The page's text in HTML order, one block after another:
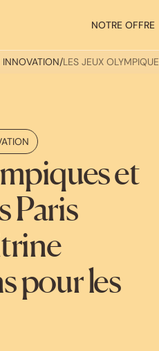
NOTRE OFFRE
INNOVATION/LES JEUX
et
Paris
pour les